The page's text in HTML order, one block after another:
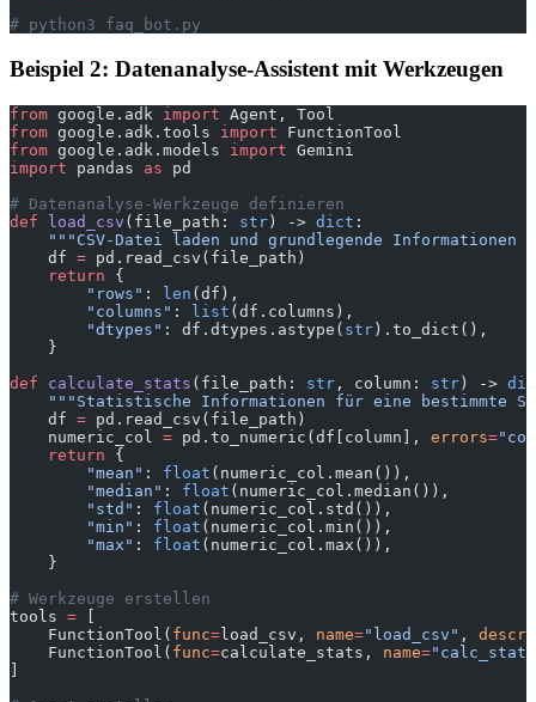
# python3 faq_bot.py
Beispiel 2: Datenanalyse-Assistent mit Werkzeugen
from google.adk import Agent, Tool
from google.adk.tools import FunctionTool
from google.adk.models import Gemini
import pandas as pd
# Datenanalyse-Werkzeuge definieren
def load_csv (file_path: str) -> dict :
"""CSV-Datei laden und grundlegende Informationen
    df
= pd.read_csv(file_path)
    return
{
        "rows"
: len (df),
        "columns"
: list (df.columns),
        "dtypes"
: df.dtypes.astype( str).to_dict(),
    }
def calculate_stats (file_path: str , column: str) ->
"""Statistische Informationen für eine bestimmte
    df
= pd.read_csv(file_path)
    numeric_col
= pd.to_numeric(df[column], errors=
    return
{
        "mean"
: float (numeric_col.mean()),
        "median"
: float (numeric_col.median()),
        "std"
: float (numeric_col.std()),
        "min"
: float (numeric_col.min()),
        "max"
: float (numeric_col.max()),
    }
# Werkzeuge erstellen
tools = [
    FunctionTool(
func=load_csv, name="load_csv" ,
    FunctionTool(
func=calculate_stats, name=
]